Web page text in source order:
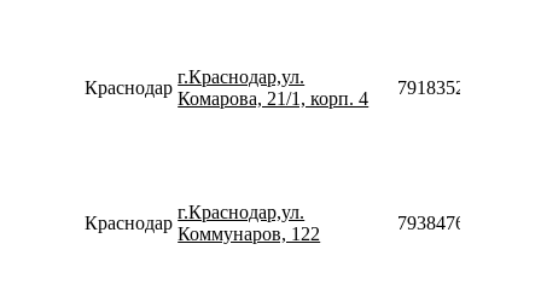
Краснодар
г.Краснодар,ул.
Комарова, 21/1, корп. 4
79183520970
Краснодар
г.Краснодар,ул.
Коммунаров, 122